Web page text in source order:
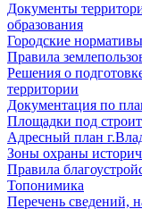
Документы
образования
Городские
Правила
Решения о
территории
Документация по
Площадки под
Адресный план
Зоны охраны
Правила
Топонимика
Перечень сведений,